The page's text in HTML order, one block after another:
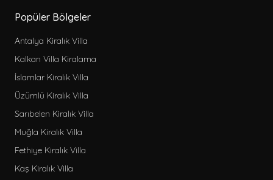
Popüler Bölgeler
Antalya Kiralık Villa
Kalkan Villa Kiralama
İslamlar Kiralık Villa
Üzümlü Kiralık Villa
Sarıbelen Kiralık Villa
Muğla Kiralık Villa
Fethiye Kiralık Villa
Kaş Kiralık Villa